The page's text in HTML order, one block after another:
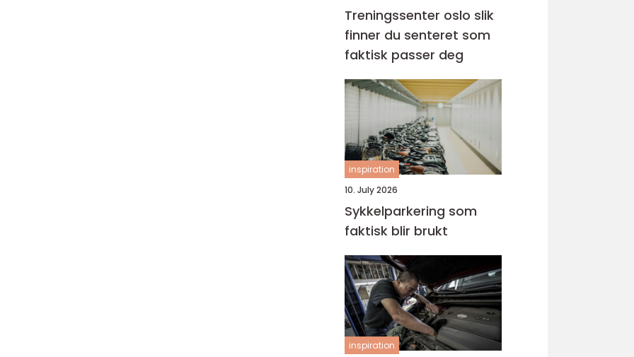
Treningssenter oslo slik
finner du senteret som
faktisk passer deg
inspiration
10. July 2026
Sykkelparkering som
faktisk blir brukt
inspiration